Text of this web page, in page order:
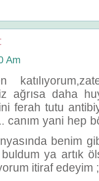
Am
ağrısa daha
ferah tutu
canım yani hep
benim
ya artık
itiraf edeyim